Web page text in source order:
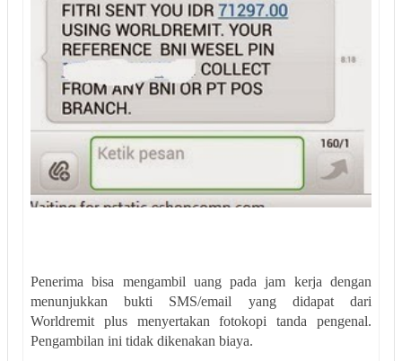
Penerima bisa mengambil uang pada jam kerja dengan
menunjukkan bukti SMS/email yang didapat dari
Worldremit plus menyertakan fotokopi tanda pengenal.
Pengambilan ini tidak dikenakan biaya.